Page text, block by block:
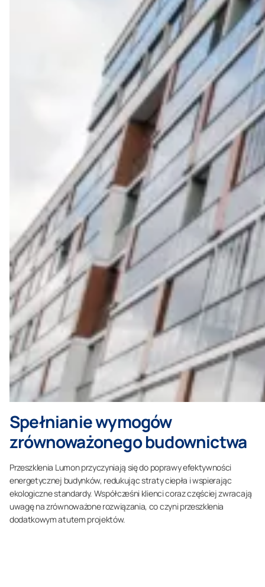
Spełnianie wymogów
zrównoważonego budownictwa
Przeszklenia Lumon przyczyniają się do poprawy efektywności
energetycznej budynków, redukując straty ciepła i wspierając
ekologiczne standardy. Współcześni klienci coraz częściej zwracają
uwagę na zrównoważone rozwiązania, co czyni przeszklenia
dodatkowym atutem projektów.